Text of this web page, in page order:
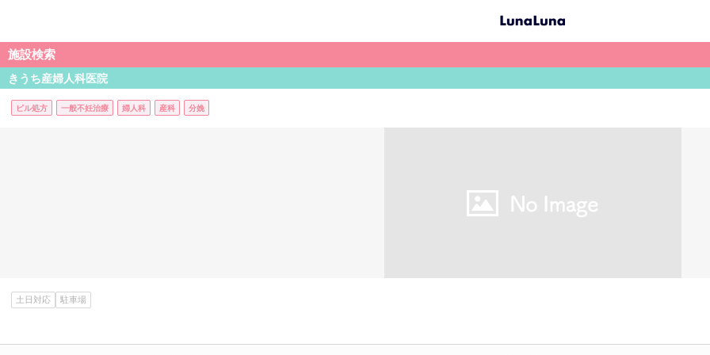
施設検索
きうち産婦人科医院
ピル処方 一般不妊治療 婦人科 産科 分娩
土日対応 駐車場